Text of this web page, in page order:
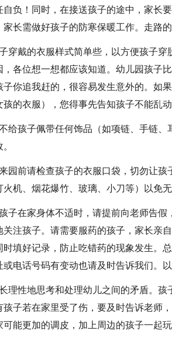
自负！同时，在接送孩子的途中，家长
长需做好孩子的防寒保暖工作。走路
穿戴的衣服样式简单些，以方便孩子
，各位想一想都应该知道。幼儿园孩子
子你追我赶的，很容易发生意外的。如
孩的衣服），您得事先告知孩子不能乱
给孩子佩带任何饰品（如项链、手链
园前请检查孩子的衣服口袋，切勿让
火机、烟花爆竹、玻璃、小刀等）以免
子在家身体不适时，请提前向老师告
关注孩子。请需要服药的孩子，家长亲
时填好记录，防止吃错药的现象发生。
电话号码有变动也请及时告诉我们。以
理性地思考和处理幼儿之间的矛盾。
孩子若在家里受了伤，要及时告诉老师
可能更加的调皮，加上周边的孩子一起